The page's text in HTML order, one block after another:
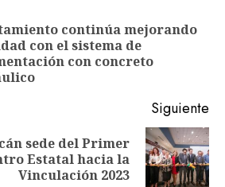
continúa mejorando
con el sistema de
con concreto
Siguiente
sede del Primer
Estatal hacia la
Vinculación 2023